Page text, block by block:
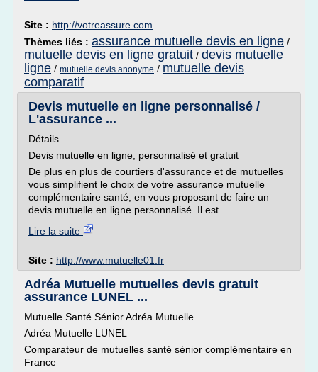
Site : http://votreassure.com
Thèmes liés : assurance mutuelle devis en ligne /
mutuelle devis en ligne gratuit / devis mutuelle
ligne / mutuelle devis anonyme / mutuelle devis
comparatif
Devis mutuelle en ligne personnalisé /
L'assurance ...
Détails...
Devis mutuelle en ligne, personnalisé et gratuit
De plus en plus de courtiers d'assurance et de mutuelles
vous simplifient le choix de votre assurance mutuelle
complémentaire santé, en vous proposant de faire un
devis mutuelle en ligne personnalisé. Il est...
Lire la suite
Site : http://www.mutuelle01.fr
Adréa Mutuelle mutuelles devis gratuit
assurance LUNEL ...
Mutuelle Santé Sénior Adréa Mutuelle
Adréa Mutuelle LUNEL
Comparateur de mutuelles santé sénior complémentaire en
France